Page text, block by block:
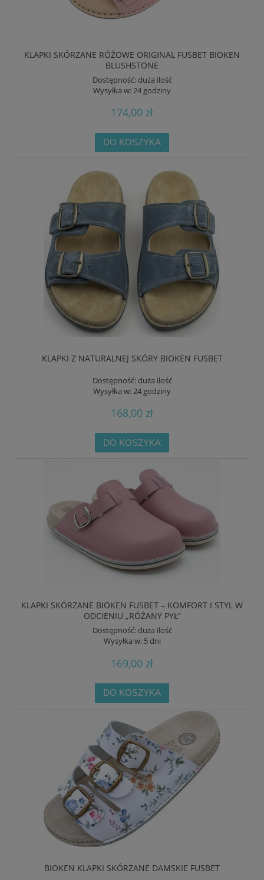
KLAPKI SKÓRZANE RÓŻOWE ORIGINAL FUSBET BIOKEN
BLUSHSTONE
Dostępność: duża ilość
Wysyłka w:24 godziny
174,00 zł
DO KOSZYKA
KLAPKI Z NATURALNEJ SKÓRY BIOKEN FUSBET
Dostępność: duża ilość
Wysyłka w:24 godziny
168,00 zł
DO KOSZYKA
KLAPKI SKÓRZANE BIOKEN FUSBET – KOMFORT I STYL W
ODCIENIU „RÓŻANY PYŁ”
Dostępność: duża ilość
Wysyłka w: 5 dni
169,00 zł
DO KOSZYKA
BIOKEN KLAPKI SKÓRZANE DAMSKIE FUSBET